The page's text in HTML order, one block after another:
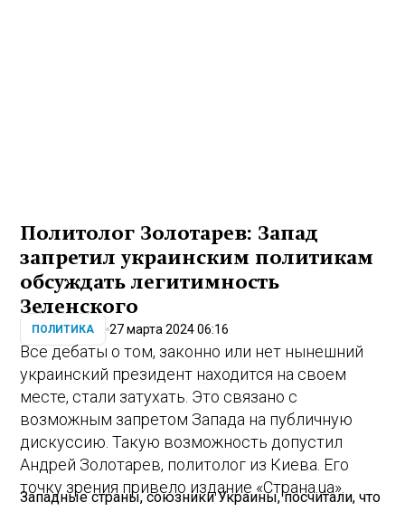
Политолог Золотарев: Запад
запретил украинским политикам
обсуждать легитимность
Зеленского
ПОЛИТИКА 27 марта 2024 06:16
Все дебаты о том, законно или нет нынешний
украинский президент находится на своем
месте, стали затухать. Это связано с
возможным запретом Запада на публичную
дискуссию. Такую возможность допустил
Андрей Золотарев, политолог из Киева. Его
точку зрения привело издание «Страна.ua».
Западные страны, союзники Украины, посчитали, что